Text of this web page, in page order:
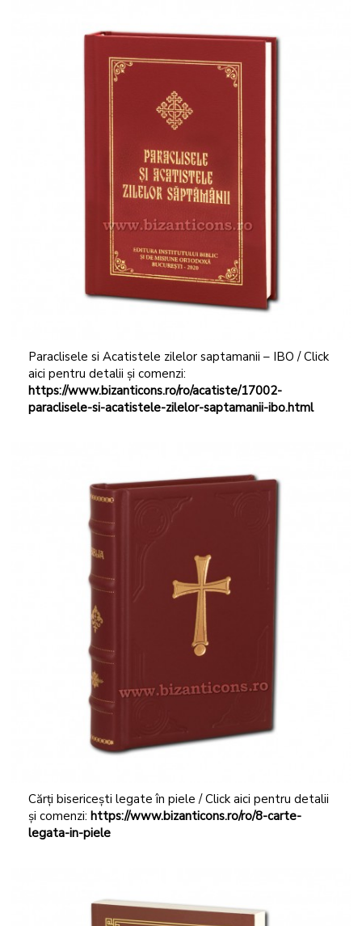
Paraclisele si Acatistele zilelor saptamanii – IBO / Click
aici pentru detalii și comenzi:
https://www.bizanticons.ro/ro/acatiste/17002-
paraclisele-si-acatistele-zilelor-saptamanii-ibo.html
Cărți bisericești legate în piele / Click aici pentru detalii
și comenzi: https://www.bizanticons.ro/ro/8-carte-
legata-in-piele